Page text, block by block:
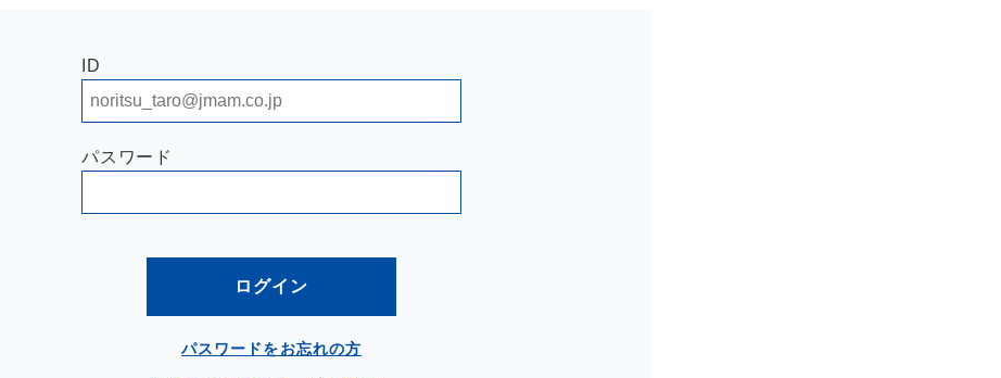
ID
パスワード
ログイン
パスワードをお忘れの方